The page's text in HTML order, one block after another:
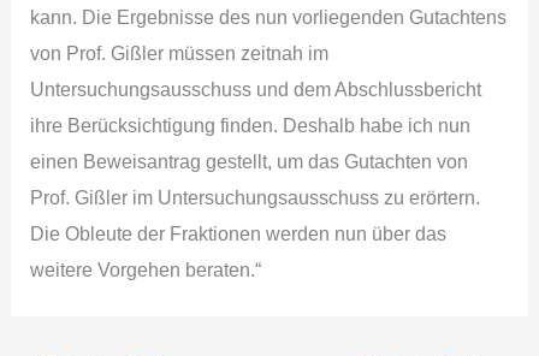
kann. Die Ergebnisse des nun vorliegenden Gutachtens
von Prof. Gißler müssen zeitnah im
Untersuchungsausschuss und dem Abschlussbericht
ihre Berücksichtigung finden. Deshalb habe ich nun
einen Beweisantrag gestellt, um das Gutachten von
Prof. Gißler im Untersuchungsausschuss zu erörtern.
Die Obleute der Fraktionen werden nun über das
weitere Vorgehen beraten.“